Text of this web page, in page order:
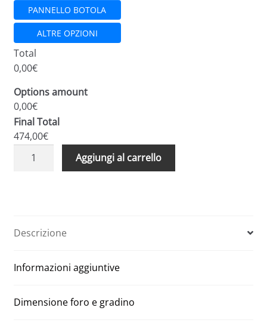
PANNELLO BOTOLA
ALTRE OPZIONI
Total
0,00€
Options amount
0,00€
Final Total
474,00€
Scale
50
120
325
Aggiungi al carrello
Descrizione
Informazioni aggiuntive
Dimensione foro e gradino